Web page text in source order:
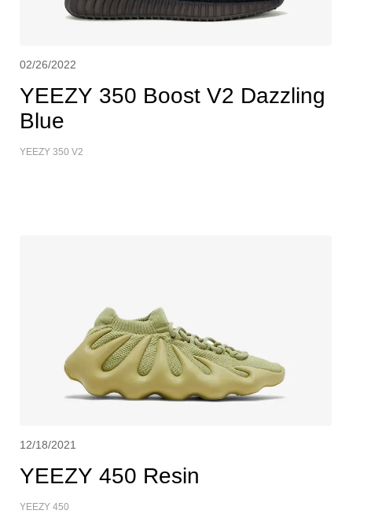
02/26/2022
YEEZY 350 Boost V2 Dazzling
Blue
YEEZY 350 V2
12/18/2021
YEEZY 450 Resin
YEEZY 450